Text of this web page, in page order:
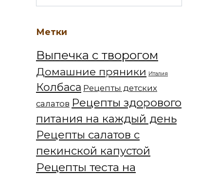
Метки
Выпечка с творогом
Домашние пряники Италия
Колбаса Рецепты детских
салатов Рецепты здорового
питания на каждый день
Рецепты салатов с
пекинской капустой
Рецепты теста на